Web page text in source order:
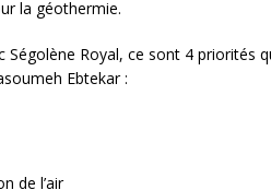
la géothermie.
Ségolène Royal, ce sont 4 priorités
Ebtekar :
de l’air